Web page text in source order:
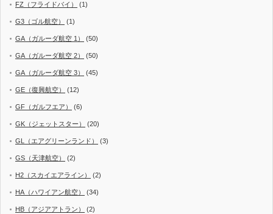
FZ（フライドバイ） (1)
G3（ゴル航空） (1)
GA（ガルーダ航空 1） (50)
GA（ガルーダ航空 2） (50)
GA（ガルーダ航空 3） (45)
GE（復興航空） (12)
GF（ガルフエア） (6)
GK（ジェットスター） (20)
GL（エアグリーンランド） (3)
GS（天津航空） (2)
H2（スカイエアライン） (2)
HA（ハワイアン航空） (34)
HB（アジアアトラン） (2)